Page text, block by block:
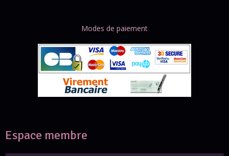
Modes de paiement
Espace membre